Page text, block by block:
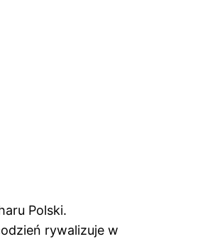
Polski.
rywalizuje w